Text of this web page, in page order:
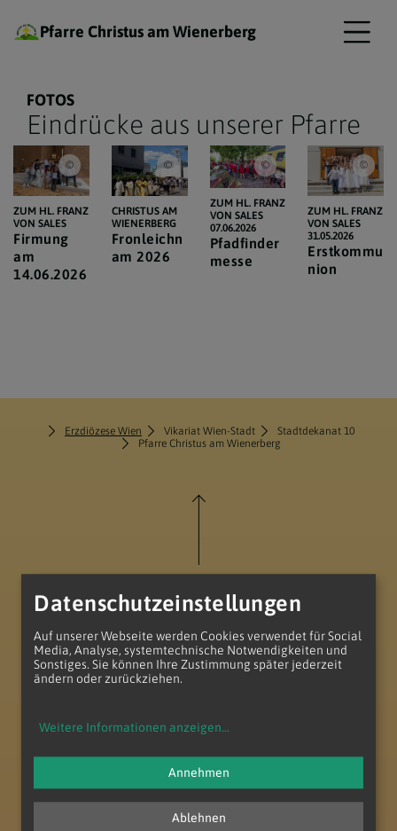
Pfarre Christus am Wienerberg
FOTOS
Eindrücke aus unserer Pfarre
(c) ROBERT AULEHLE, All rights reserved.
ZUM HL. FRANZ
VON SALES
Firmung
am
14.06.2026
Hans Schmauz
CHRISTUS AM
WIENERBERG
Fronleichn
am 2026
Robert Aulehle
ZUM HL. FRANZ
VON SALES
07.06.2026
Pfadfinder
messe
ZUM HL. FRANZ
VON SALES
31.05.2026
Erstkommu
nion
Erzdiözese Wien Vikariat Wien-Stadt
Stadtdekanat 10
Pfarre Christus am Wienerberg
Pfarre Christus am Wienerberg
Datenschutzeinstellungen
Auf unserer Webseite werden Cookies verwendet für Social
Media, Analyse, systemtechnische Notwendigkeiten und
Sonstiges. Sie können Ihre Zustimmung später jederzeit
ändern oder zurückziehen.
Weitere Informationen anzeigen...
Ablehnen
Annehmen